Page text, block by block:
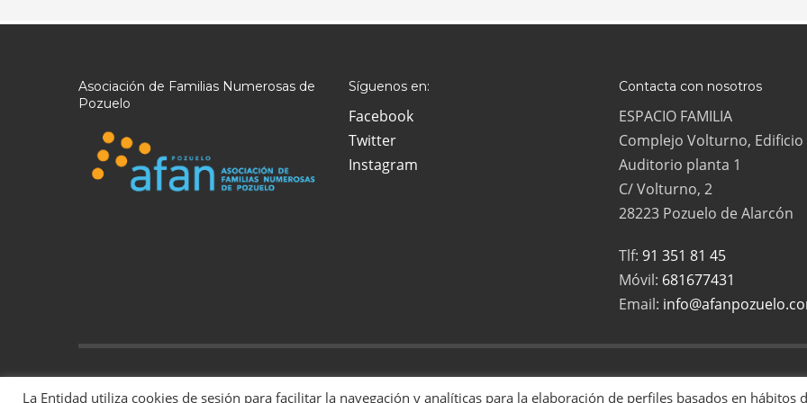
Asociación de Familias Numerosas de
Pozuelo
Síguenos en:
Facebook
Twitter
Instagram
Contacta con nosotros
ESPACIO FAMILIA
Complejo Volturno, Edificio
Auditorio planta 1
C/ Volturno, 2
28223 Pozuelo de Alarcón
Tlf: 91 351 81 45
Móvil: 681677431
Email:
La Entidad utiliza cookies de sesión para facilitar la navegación y analíticas para la elaboración de perfiles basados en hábitos